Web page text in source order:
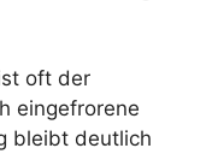
oft der
eingefrorene
bleibt deutlich